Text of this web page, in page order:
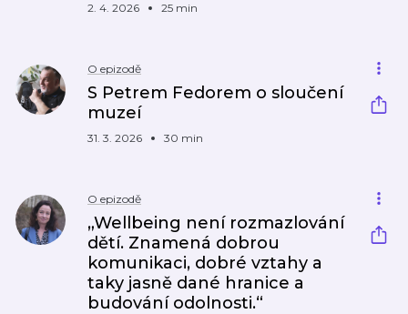
2. 4. 2026 25 min
O epizodě
S Petrem Fedorem o sloučení
muzeí
31. 3. 2026 30 min
O epizodě
„Wellbeing není rozmazlování
dětí. Znamená dobrou
komunikaci, dobré vztahy a
taky jasně dané hranice a
budování odolnosti.“